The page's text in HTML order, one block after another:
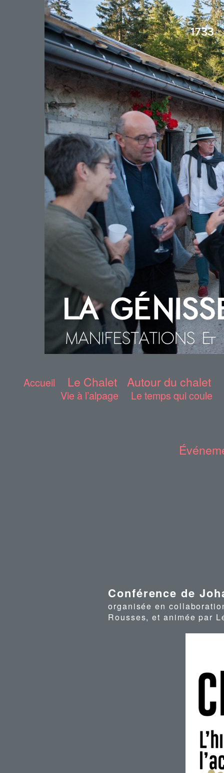
Conférence de
organisée en
Rousses, et animée par
Accueil Le Chalet Autour du chalet
Vie à l’alpage
Le temps qui coule